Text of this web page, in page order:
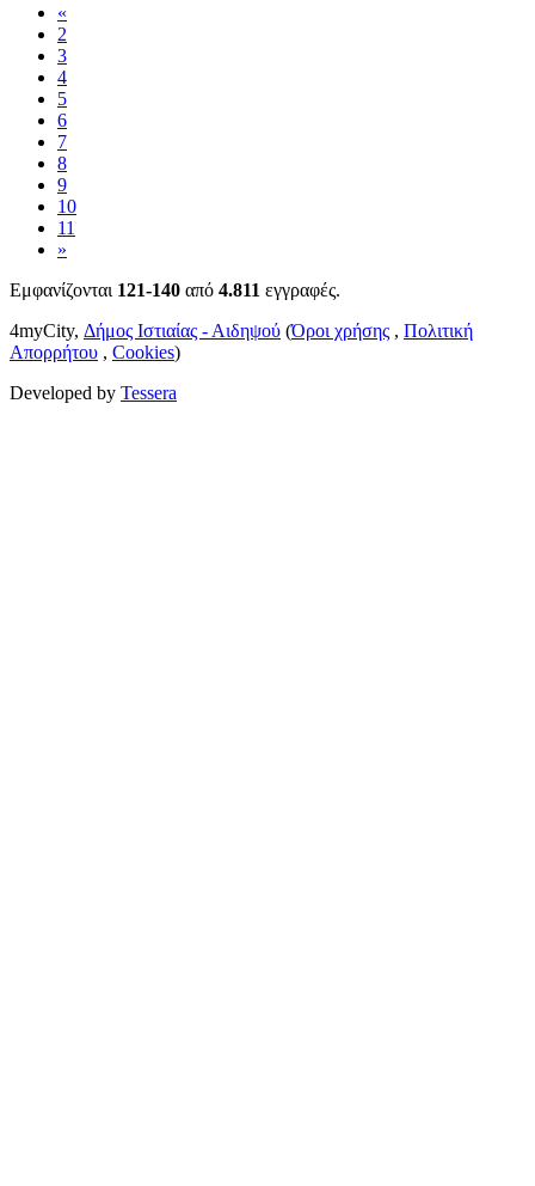
«
2
3
4
5
6
7
8
9
10
11
»
Εμφανίζονται 121-140 από 4.811 εγγραφές.
4myCity, Δήμος Ιστιαίας - Αιδηψού (Όροι χρήσης , Πολιτική
Απορρήτου , Cookies)
Developed by Tessera